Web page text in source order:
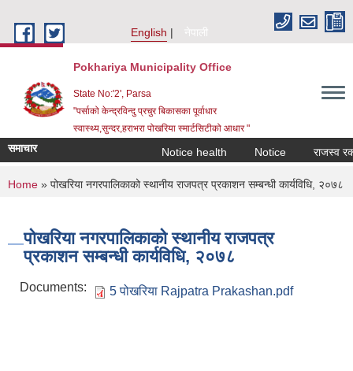
English
नेपाली
Pokhariya Municipality Office
State No:'2', Parsa
"पर्साको केन्द्रविन्दु प्रचुर बिकासका पूर्वाधार
स्वास्थ्य,सुन्दर,हराभरा पोखरिया स्मार्टसिटीको आधार "
समाचार Notice health Notice राजस्व रकम
You are here
Home » पोखरिया नगरपालिकाको स्थानीय राजपत्र प्रकाशन सम्बन्धी कार्यविधि, २०७८
पोखरिया नगरपालिकाको स्थानीय राजपत्र
प्रकाशन सम्बन्धी कार्यविधि, २०७८
Documents: 5 पोखरिया Rajpatra Prakashan.pdf